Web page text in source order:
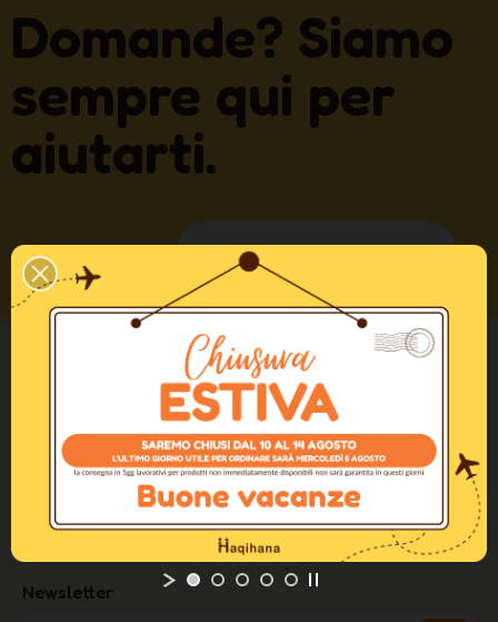
Domande? Siamo
sempre qui per
aiutarti.
RICHIEDI ASSISTENZA
Haqihana, azienda italiana, da quasi vent’anni promuove metodi di training
gentile per migliorare la relazione con i cani nella società urbanizzata.
Haqihana S.r.l Via Torino, 12 - 22070
Fenegrò, Como (IT)
Newsletter